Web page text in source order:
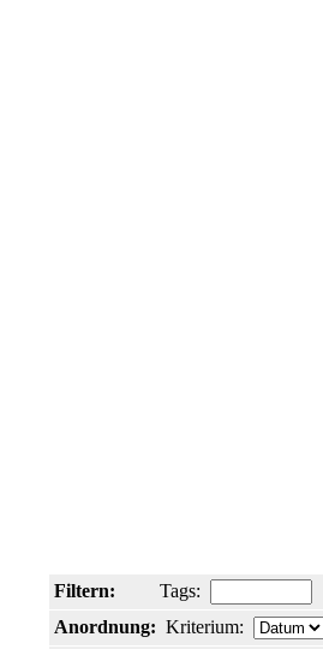
Filtern: Tags:
Anordnung: Kriterium: